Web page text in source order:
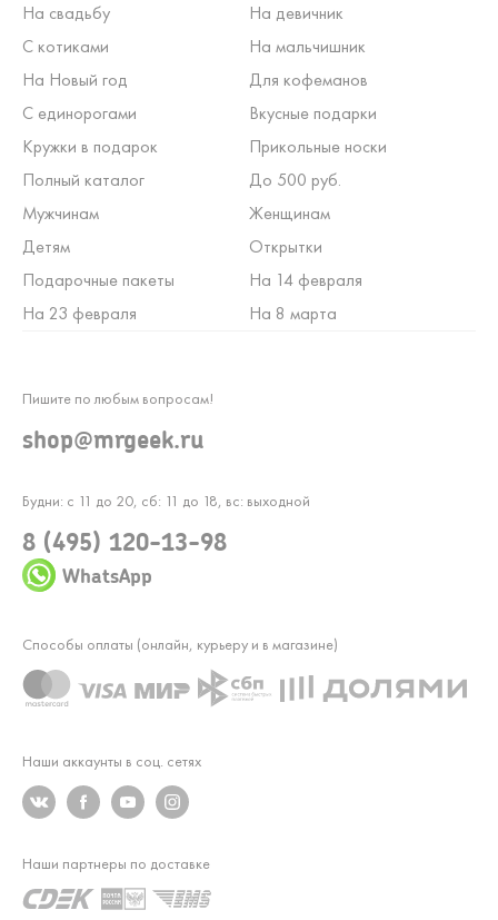
На свадьбу
На девичник
С котиками
На мальчишник
На Новый год
Для кофеманов
С единорогами
Вкусные подарки
Кружки в подарок
Прикольные носки
Полный каталог
До 500 руб.
Мужчинам
Женщинам
Детям
Открытки
Подарочные пакеты
На 14 февраля
На 23 февраля
На 8 марта
Будни: с 11 до 20, сб: 11 до 18, вс: выходной
8 (495) 120-13-98
WhatsApp
Пишите по любым вопросам!
shop@mrgeek.ru
Наши аккаунты в соц. сетях
Способы оплаты (онлайн, курьеру и в магазине)
Наши партнеры по доставке